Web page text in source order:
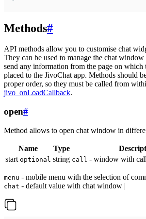
Methods#
API methods allow you to customise chat
They can be used to manage the chat
send any information from the page on
placed to the JivoChat app. Methods should
proper order, so they must be called from
jivo_onLoadCallback.
open#
Method allows to open chat window in
Name Type
start optional string call - window with
menu - mobile menu with the selection of
chat - default value with chat window |